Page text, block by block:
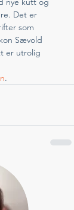
Det er
som
Sævold
er utrolig
.